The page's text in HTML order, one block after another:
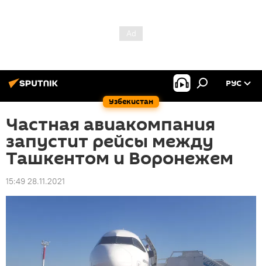
Узбекистан
РУС
Частная авиакомпания
запустит рейсы между
Ташкентом и Воронежем
15:49 28.11.2021